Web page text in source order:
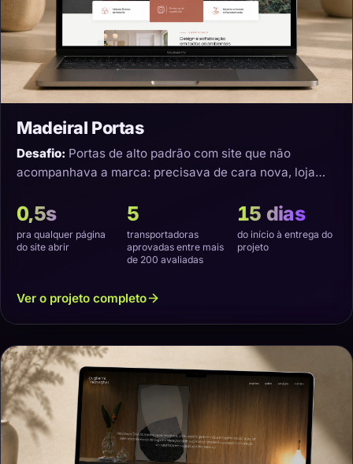
Madeiral Portas
Desafio: Portas de alto padrão com site que não
acompanhava a marca: precisava de cara nova, loja
0,5s
pra qualquer página
do site abrir
5
transportadoras
aprovadas entre mais
de 200 avaliadas
15 dias
do início à entrega do
projeto
Ver o projeto completo